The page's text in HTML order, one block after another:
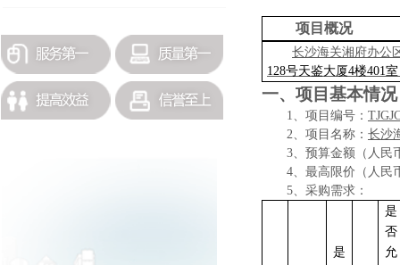
项目概况
长沙海关湘府办公
128号天鉴大厦4楼401室
一、项目基本情况
1、项目编号：
2、项目名称： 长沙
3、预算金额（ 人民
4、最高限价（ 人民
5、采购需求：
是
是
否
允